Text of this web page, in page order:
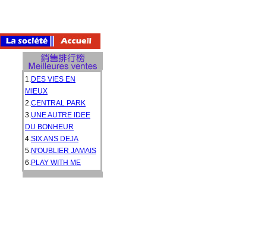
1.DES VIES EN
MIEUX
2.CENTRAL PARK
3.UNE AUTRE IDEE
DU BONHEUR
4.SIX ANS DEJA
5.N'OUBLIER JAMAIS
6.PLAY WITH ME